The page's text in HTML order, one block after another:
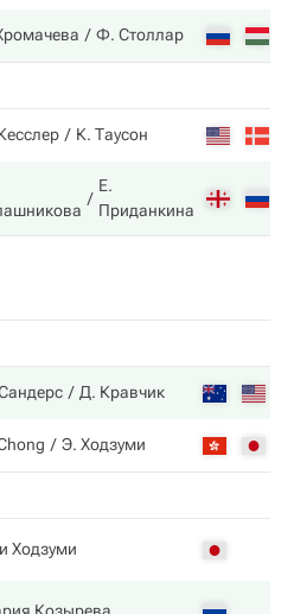
Ф. Столлар
К. Таусон
Е.
Приданкина
Д. Кравчик
Э. Ходзуми
Ходзуми